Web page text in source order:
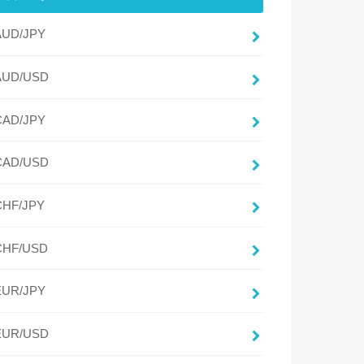
JPY
USD
JPY
USD
JPY
USD
JPY
USD